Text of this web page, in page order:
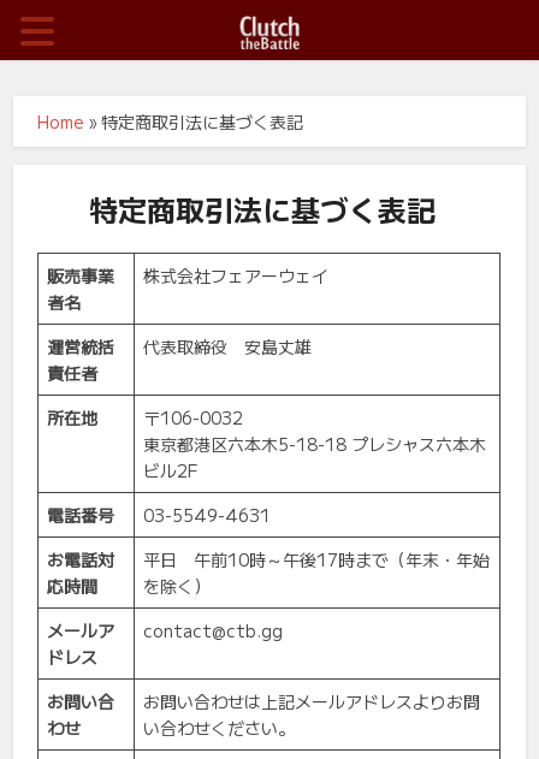
Home »特定商取引法に基づく表記
特定商取引法に基づく表記
販売事業
者名
株式会社フェアーウェイ
運営統括
責任者
代表取締役 安島丈雄
所在地
〒106-0032
東京都港区六本木5-18-18 プレシャス六本木
ビル2F
電話番号
03-5549-4631
お電話対
応時間
平日 午前10時～午後17時まで（年末・年始
を除く）
メールア
ドレス
contact@ctb.gg
お問い合
わせ
お問い合わせは上記メールアドレスよりお問
い合わせください。